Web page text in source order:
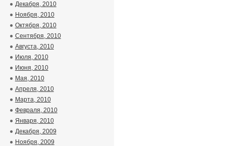
Декабря, 2010
Ноября, 2010
Октября, 2010
Сентября, 2010
Августа, 2010
Июля, 2010
Июня, 2010
Мая, 2010
Апреля, 2010
Марта, 2010
Февраля, 2010
Января, 2010
Декабря, 2009
Ноября, 2009